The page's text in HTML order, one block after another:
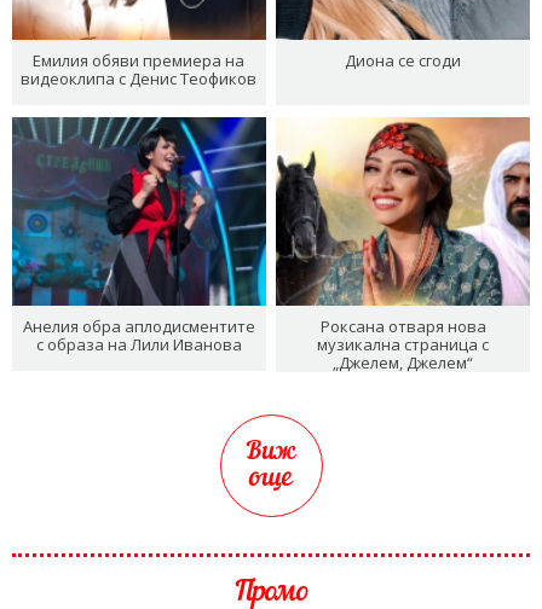
Емилия обяви премиера на
видеоклипа с Денис Теофиков
Диона се сгоди
Анелия обра аплодисментите
с образа на Лили Иванова
Роксана отваря нова
музикална страница с
„Джелем, Джелем“
Виж
още
Промо